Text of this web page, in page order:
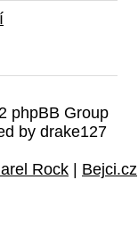
phpBB Group
by drake127
Rock | Bejci.cz